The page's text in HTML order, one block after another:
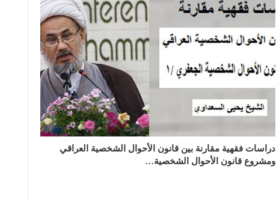
دراسات فقهية مقارنة بين قانون الأحوال الشخصية العراقي
ومشروع قانون الأحوال الشخصية…